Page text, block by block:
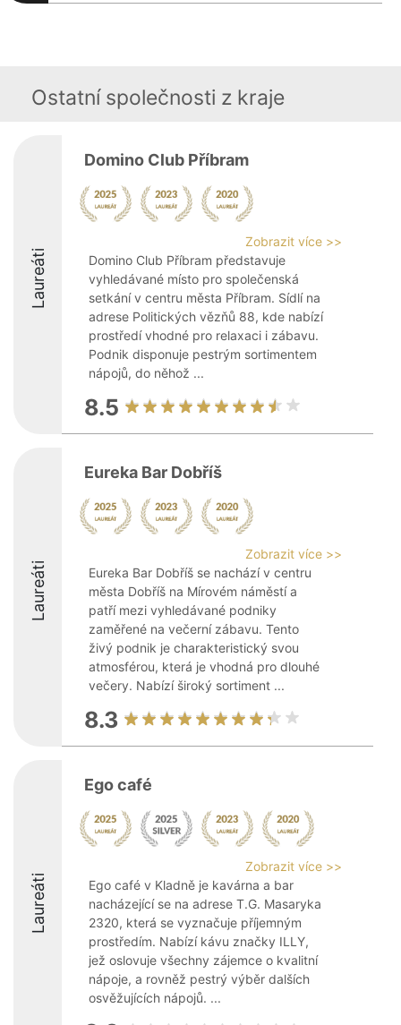
Ostatní společnosti z kraje
Laureáti
Domino Club Příbram
Zobrazit více >>
Domino Club Příbram představuje
vyhledávané místo pro společenská
setkání v centru města Příbram. Sídlí na
adrese Politických vězňů 88, kde nabízí
prostředí vhodné pro relaxaci i zábavu.
Podnik disponuje pestrým sortimentem
nápojů, do něhož ...
8.5
Laureáti
Eureka Bar Dobříš
Zobrazit více >>
Eureka Bar Dobříš se nachází v centru
města Dobříš na Mírovém náměstí a
patří mezi vyhledávané podniky
zaměřené na večerní zábavu. Tento
živý podnik je charakteristický svou
atmosférou, která je vhodná pro dlouhé
večery. Nabízí široký sortiment ...
8.3
Laureáti
Ego café
Zobrazit více >>
Ego café v Kladně je kavárna a bar
nacházející se na adrese T.G. Masaryka
2320, která se vyznačuje příjemným
prostředím. Nabízí kávu značky ILLY,
jež oslovuje všechny zájemce o kvalitní
nápoje, a rovněž pestrý výběr dalších
osvěžujících nápojů. ...